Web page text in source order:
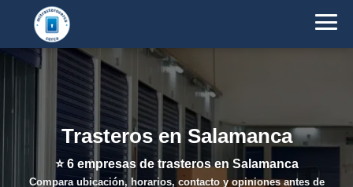
Trasteros en Salamanca
⭐6empresas de trasteros en Salamanca
Compara ubicación, horarios, contacto y opiniones antes de